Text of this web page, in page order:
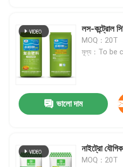
লস-কন্ট্রোল
MOQ：20T
মূল্য：To be
ভালো দাম
নাইট্রো
MOQ：20T